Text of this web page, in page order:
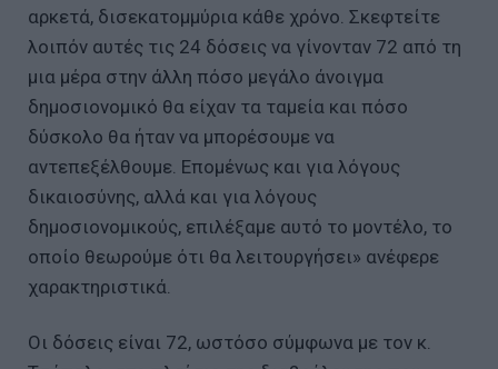
αρκετά, δισεκατομμύρια κάθε χρόνο. Σκεφτείτε
λοιπόν αυτές τις 24 δόσεις να γίνονταν 72 από τη
μια μέρα στην άλλη πόσο μεγάλο άνοιγμα
δημοσιονομικό θα είχαν τα ταμεία και πόσο
δύσκολο θα ήταν να μπορέσουμε να
αντεπεξέλθουμε. Επομένως και για λόγους
δικαιοσύνης, αλλά και για λόγους
δημοσιονομικούς, επιλέξαμε αυτό το μοντέλο, το
οποίο θεωρούμε ότι θα λειτουργήσει» ανέφερε
χαρακτηριστικά.
Οι δόσεις είναι 72, ωστόσο σύμφωνα με τον κ.